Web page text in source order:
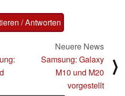
/ Antworten
Neuere News
Samsung: Galaxy
M10 und M20
vorgestellt
⟩